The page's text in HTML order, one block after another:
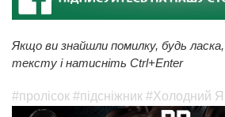
Якщо ви знайшли помилку, будь
тексту і натисніть Ctrl+Enter
#пролісок #підсніжник #Холодний